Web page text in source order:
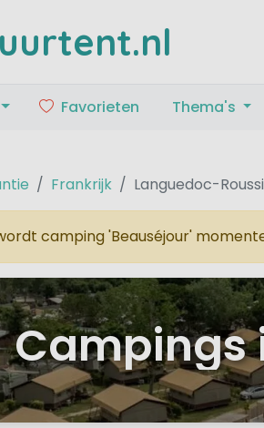
Favorieten Thema's
Frankrijk Languedoc-
camping 'Beauséjour'
Campings